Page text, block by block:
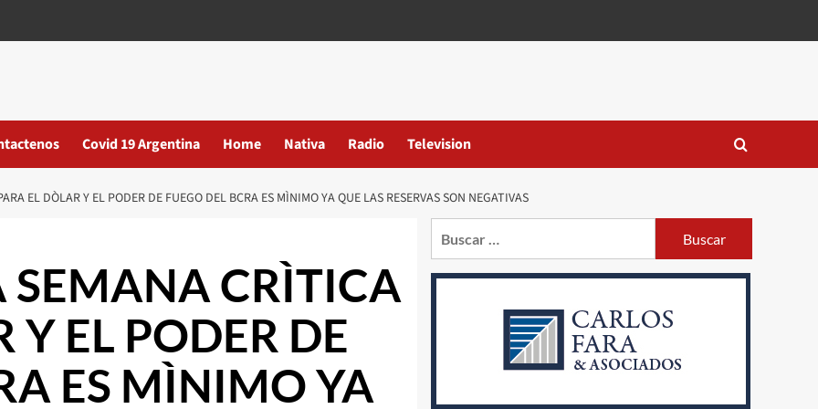
Covid 19 Argentina Home Nativa Radio Television
EL DÒLAR Y EL PODER DE FUEGO DEL BCRA ES MÌNIMO YA QUE LAS RESERVAS SON NEGATIVAS
SEMANA CRÌTICA
Y EL PODER DE
ES MÌNIMO YA